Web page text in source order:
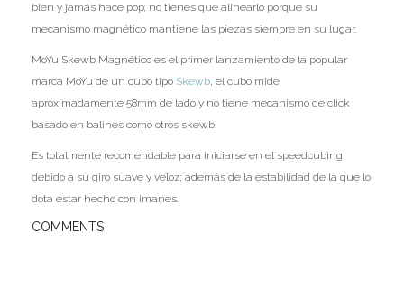
bien y jamás hace pop; no tienes que alinearlo porque su
mecanismo magnético mantiene las piezas siempre en su lugar.
MoYu Skewb Magnético es el primer lanzamiento de la popular
marca MoYu de un cubo tipo Skewb, el cubo mide
aproximadamente 58mm de lado y no tiene mecanismo de click
basado en balines como otros skewb.
Es totalmente recomendable para iniciarse en el speedcubing
debido a su giro suave y veloz; además de la estabilidad de la que lo
dota estar hecho con imanes.
COMMENTS